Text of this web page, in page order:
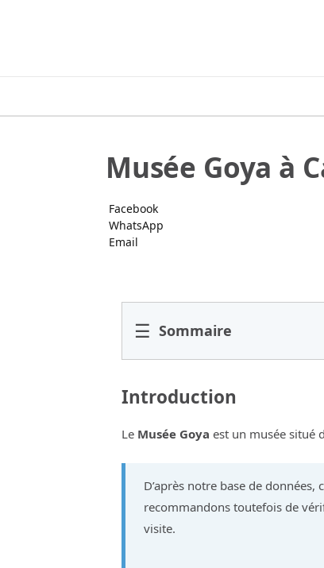
Musée Goya à
Facebook
WhatsApp
Email
☰ Sommaire
Introduction
Le Musée Goya est un musée situé
D’après notre base de
recommandons toutefois de
visite.